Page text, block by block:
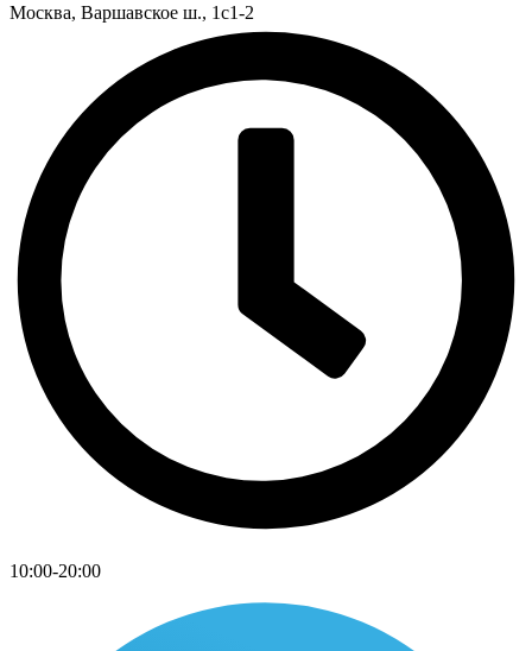
Москва, Варшавское ш., 1с1-2
10:00-20:00